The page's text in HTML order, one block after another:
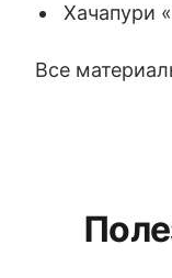
Хачапури
Все